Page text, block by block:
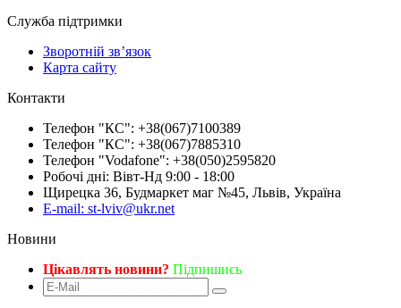
Служба підтримки
Зворотній зв’язок
Карта сайту
Контакти
Телефон "КС": +38(067)7100389
Телефон "КС": +38(067)7885310
Телефон "Vodafone": +38(050)2595820
Робочі дні: Вівт-Нд 9:00 - 18:00
Щирецка 36, Будмаркет маг №45, Львів, Україна
E-mail: st-lviv@ukr.net
Новини
Цікавлять новини? Підпишись